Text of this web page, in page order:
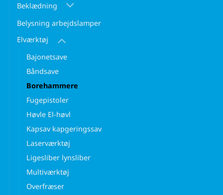
Beklædning
Belysning arbejdslamper
Elværktøj
Bajonetsave
Båndsave
Borehammere
Fugepistoler
Høvle El-høvl
Kapsav kapgeringssav
Laserværktøj
Ligesliber lynsliber
Multiværktøj
Overfræser